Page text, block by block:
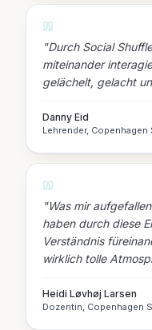
"Durch Social
miteinander
gelächelt, gelacht
Danny Eid
Lehrender,
"Was mir
haben durch diese
Verständnis
wirklich tolle
Heidi Løvhøj Larsen
Dozentin, Copenhagen